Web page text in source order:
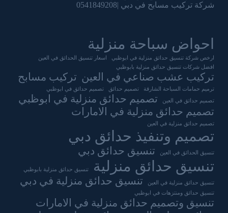
شركة تركيب مسابح في دبي |0541849208
احواض سباحة منزلية
ارخص شركة تنسيق حدائق منزلية في ابوظبي
اسعار تنسيق الحدائق في العين
افضل شركات تنسيق حدائق منزلية بابوظبي
تركيب عشب صناعي في العين تركيب مسابح
ترميم حمامات السباحة الشارقة تصميم حدائق تصميم حدائق في ابوظبي
تصميم حدائق في العين
تصميم حدائق منزلية في ابوظبي
تصميم حدائق منزلية في الامارات
تصميم حدائق منزلية في العين
تصميم وتنفيذ حدائق دبي
تنسيق الحدائق في العين تنسيق حدائق دبي
تنسيق حدائق منزلية تنسيق حدائق منزلية بابوظبي
تنسيق حدائق منزلية في العين تنسيق حدائق منزلية في دبي
تنسيق حدائق ومنتزهات في ابوظبي
تنسيق وتصميم حدائق منزلية في الامارات